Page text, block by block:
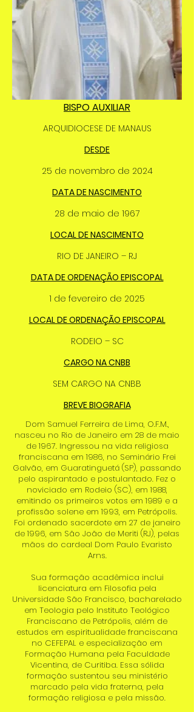
BISPO AUXILIAR
ARQUIDIOCESE DE MANAUS
DESDE
25 de novembro de 2024
DATA DE NASCIMENTO
28 de maio de 1967
LOCAL DE NASCIMENTO
RIO DE JANEIRO – RJ
DATA DE ORDENAÇÃO EPISCOPAL
1 de fevereiro de 2025
LOCAL DE ORDENAÇÃO EPISCOPAL
RODEIO – SC
CARGO NA CNBB
SEM CARGO NA CNBB
BREVE BIOGRAFIA
Dom Samuel Ferreira de Lima, O.F.M.,
nasceu no Rio de Janeiro em 28 de maio
de 1967. Ingressou na vida religiosa
franciscana em 1986, no Seminário Frei
Galvão, em Guaratinguetá (SP), passando
pelo aspirantado e postulantado. Fez o
noviciado em Rodeio (SC), em 1988,
emitindo os primeiros votos em 1989 e a
profissão solene em 1993, em Petrópolis.
Foi ordenado sacerdote em 27 de janeiro
de 1996, em São João de Meriti (RJ), pelas
mãos do cardeal Dom Paulo Evaristo
Arns.
Sua formação acadêmica inclui
licenciatura em Filosofia pela
Universidade São Francisco, bacharelado
em Teologia pelo Instituto Teológico
Franciscano de Petrópolis, além de
estudos em espiritualidade franciscana
no CEFEPAL e especialização em
Formação Humana pela Faculdade
Vicentina, de Curitiba. Essa sólida
formação sustentou seu ministério
marcado pela vida fraterna, pela
formação religiosa e pela missão.